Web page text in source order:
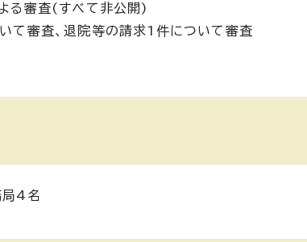
る審査(すべて非公開)
て審査、退院等の請求1件について審査
局4名